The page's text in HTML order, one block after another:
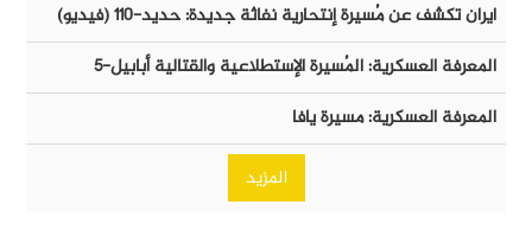
ايران تكشف عن مُسيرة إنتحارية نفاثة جديدة: حديد-١١٠ (فيديو)
المعرفة العسكرية: المُسيرة الإستطلاعية والقتالية أبابيل-٥
المعرفة العسكرية: مسيرة يافا
المزيد